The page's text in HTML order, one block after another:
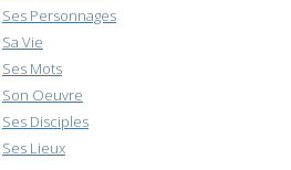
Ses Personnages
Sa Vie
Ses Mots
Son Oeuvre
Ses Disciples
Ses Lieux